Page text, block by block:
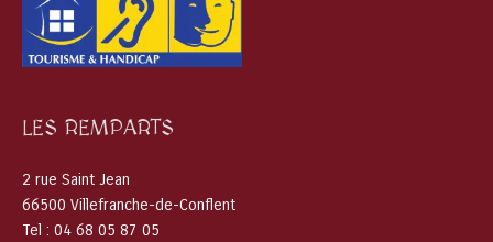
LES REMPARTS
2 rue Saint Jean
66500 Villefranche-de-Conflent
Tel : 04 68 05 87 05